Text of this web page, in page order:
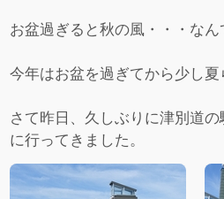
お盆過ぎると秋の風・・・なん
今年はお盆を過ぎてから少し夏
さて昨日、久しぶりに津別道
に行ってきました。